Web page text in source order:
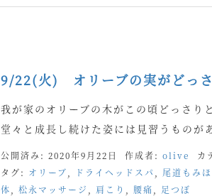
9/22(火) オリーブの実がどっ
我が家のオリーブの木がこの頃どっさり
堂々と成長し続けた姿には見習うものが
公開済み: 2020年9月22日 作成者: olive カ
タグ: オリーブ ドライヘッドスパ 尾道もみ
体
松永マッサージ 肩こり 腰痛 足つぼ